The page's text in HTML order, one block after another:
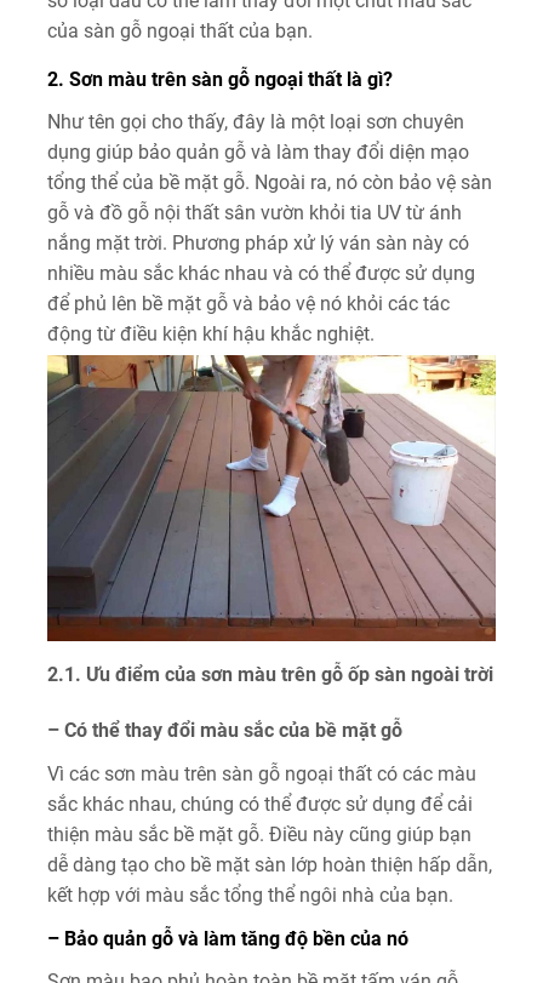
của sàn gỗ ngoại thất của bạn.
2. Sơn màu trên sàn gỗ ngoại thất là gì?
Như tên gọi cho thấy, đây là một loại sơn chuyên
dụng giúp bảo quản gỗ và làm thay đổi diện mạo
tổng thể của bề mặt gỗ. Ngoài ra, nó còn bảo vệ sàn
gỗ và đồ gỗ nội thất sân vườn khỏi tia UV từ ánh
nắng mặt trời. Phương pháp xử lý ván sàn này có
nhiều màu sắc khác nhau và có thể được sử dụng
để phủ lên bề mặt gỗ và bảo vệ nó khỏi các tác
động từ điều kiện khí hậu khắc nghiệt.
2.1. Ưu điểm của sơn màu trên gỗ ốp sàn ngoài trời
– Có thể thay đổi màu sắc của bề mặt gỗ
Vì các sơn màu trên sàn gỗ ngoại thất có các màu
sắc khác nhau, chúng có thể được sử dụng để cải
thiện màu sắc bề mặt gỗ. Điều này cũng giúp bạn
dễ dàng tạo cho bề mặt sàn lớp hoàn thiện hấp dẫn,
kết hợp với màu sắc tổng thể ngôi nhà của bạn.
– Bảo quản gỗ và làm tăng độ bền của nó